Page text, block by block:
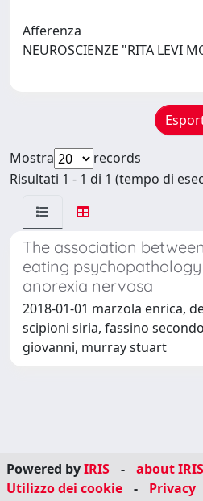
Afferenza
NEUROSCIENZE "RITA LEVI
Mostra
records
Risultati 1 - 1 di 1 (tempo di
The association
eating
anorexia nervosa
2018-01-01 marzola enrica,
scipioni siria, fassino
giovanni, murray stuart
Powered byIRIS - about IRIS
Utilizzo dei cookie
- Privacy